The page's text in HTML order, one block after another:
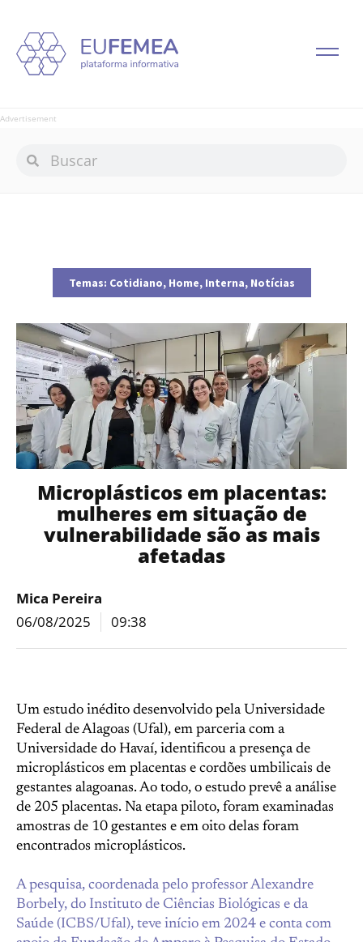
Advertisement
Temas: Cotidiano, Home, Interna, Notícias
Microplásticos em placentas:
mulheres em situação de
vulnerabilidade são as mais
afetadas
Mica Pereira
06/08/2025
09:38
Um estudo inédito desenvolvido pela Universidade
Federal de Alagoas (Ufal), em parceria com a
Universidade do Havaí, identificou a presença de
microplásticos em placentas e cordões umbilicais de
gestantes alagoanas. Ao todo, o estudo prevê a análise
de 205 placentas. Na etapa piloto, foram examinadas
amostras de 10 gestantes e em oito delas foram
encontrados microplásticos.
A pesquisa, coordenada pelo professor Alexandre
Borbely, do Instituto de Ciências Biológicas e da
Saúde (ICBS/Ufal), teve início em 2024 e conta com